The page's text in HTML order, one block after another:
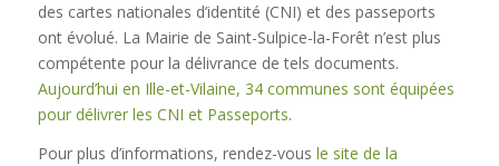
des cartes nationales d’identité (CNI) et des passeports
ont évolué. La Mairie de Saint-Sulpice-la-Forêt n’est plus
compétente pour la délivrance de tels documents.
Aujourd’hui en Ille-et-Vilaine, 34 communes sont équipées
pour délivrer les CNI et Passeports.
Pour plus d’informations, rendez-vous le site de la